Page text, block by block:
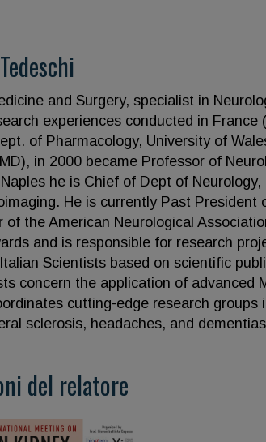
and Surgery, specialist in
experiences conducted in
of Pharmacology, University of
in 2000 became Professor of
he is Chief of Dept of
He is currently Past
of the American Neurological
and is responsible for research
Scientists based on scientific
concern the application of advanced
cutting-edge research
sclerosis, headaches, and
del relatore